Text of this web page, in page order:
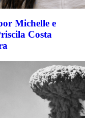
Michelle e
Costa